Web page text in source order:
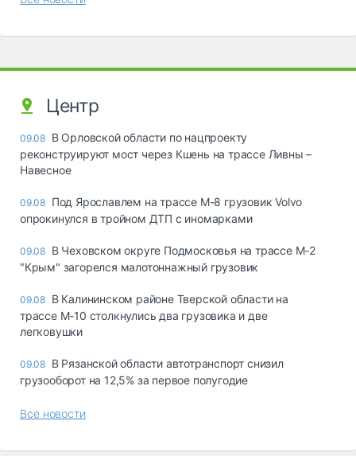
Центр
09.08 В Орловской области по нацпроекту
реконструируют мост через Кшень на трассе Ливны –
Навесное
09.08 Под Ярославлем на трассе М-8 грузовик Volvo
опрокинулся в тройном ДТП с иномарками
09.08 В Чеховском округе Подмосковья на трассе М-2
"Крым" загорелся малотоннажный грузовик
09.08 В Калининском районе Тверской области на
трассе М-10 столкнулись два грузовика и две
легковушки
09.08 В Рязанской области автотранспорт снизил
грузооборот на 12,5% за первое полугодие
Все новости